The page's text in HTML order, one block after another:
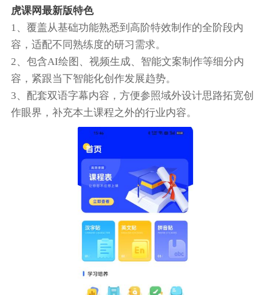
虎课网最新版特色
1、覆盖从基础功能熟悉到高阶特效制作的全阶段内
容，适配不同熟练度的研习需求。
2、包含AI绘图、视频生成、智能文案制作等细分内
容，紧跟当下智能化创作发展趋势。
3、配套双语字幕内容，方便参照域外设计思路拓宽创
作眼界，补充本土课程之外的行业内容。